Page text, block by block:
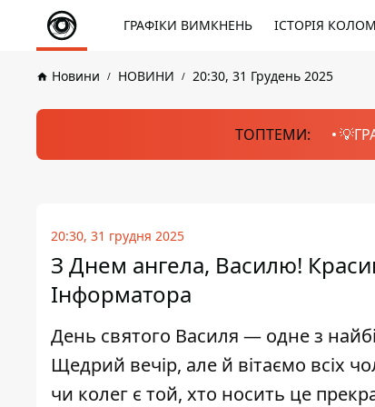
ГРАФІКИ ВИМКНЕНЬ ІСТОРІЯ
Новини НОВИНИ 20:30, 31 Грудень 2025
ТОПТЕМИ:
20:30, 31 грудня 2025
З Днем ангела, Василю!
Інформатора
День святого Василя — одне з
Щедрий вечір, але й вітаємо всіх
чи колег є той, хто носить це